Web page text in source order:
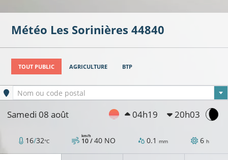
Météo Les Sorinières 44840
TOUT PUBLIC AGRICULTURE BTP
Ville sélectionnée
Nom ou code postal
Samedi 08 août 04h19 20h03
16/32°C 10 /
km/h 40 NO 0.1 mm 6 h
16°C
16°C
16°C